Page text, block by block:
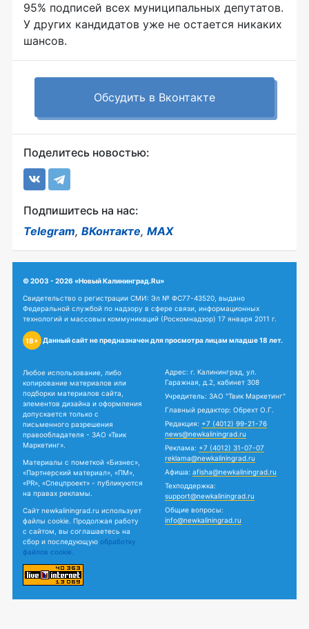
95% подписей всех муниципальных депутатов.
У других кандидатов уже не остается никаких
шансов.
Обсудить в Вконтакте
Поделитесь новостью:
Подпишитесь на нас:
Telegram, ВКонтакте, MAX
© 2003 - 2026 «Новый Калининград.Ru»
Свидетельство о регистрации СМИ: Эл № ФС77-43520, выдано
Федеральной службой по надзору в сфере связи, информационных
технологий и массовых коммуникаций (Роскомнадзор) 17 января 2011 г.
18+ Данный сайт не предназначен для просмотра лицам младше 18 лет.
Любое использование, либо
копирование материалов или
подборки материалов сайта,
элементов дизайна и оформления
допускается только с
письменного разрешения
правообладателя - ЗАО «Твик
Маркетинг».
Материалы с пометкой «Бизнес»,
«Партнерский материал», «ПМ»,
«PR», «Спецпроект» - публикуются
на правах рекламы.
Сайт newkaliningrad.ru использует
файлы cookie. Продолжая работу
с сайтом, вы соглашаетесь на
сбор и последующую обработку
файлов cookie.
Адрес: г. Калининград, ул.
Гаражная, д.2, кабинет 308
Учредитель: ЗАО "Твик Маркетинг"
Главный редактор: Обрехт О.Г.
Редакция: +7 (4012) 99-21-76
news@newkaliningrad.ru
Реклама: +7 (4012) 31-07-07
reklama@newkaliningrad.ru
Афиша: afisha@newkaliningrad.ru
Техподдержка:
support@newkaliningrad.ru
Общие вопросы:
info@newkaliningrad.ru